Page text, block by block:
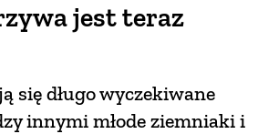
jest teraz
się długo wyczekiwane
innymi młode ziemniaki i
W DOMU